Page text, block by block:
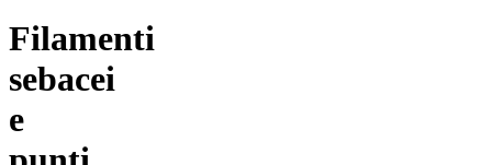
Filamenti
sebacei
e